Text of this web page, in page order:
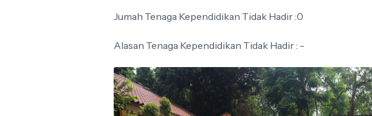
Jumah Tenaga Kependidikan Tidak Hadir :0
Alasan Tenaga Kependidikan Tidak Hadir : -